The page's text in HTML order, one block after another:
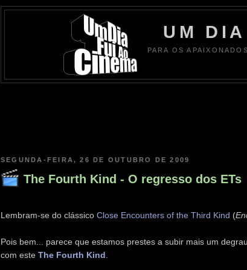
UM
PARA OS
SEGUNDA-FEIRA, 26 DE OUTUBRO DE 2009
The Fourth Kind - O regresso dos ETs
Lembram-se do clássico Close Encounters of the Third Kind (
Pois bem... parece que estamos prestes a subir mais um
com este The Fourth Kind